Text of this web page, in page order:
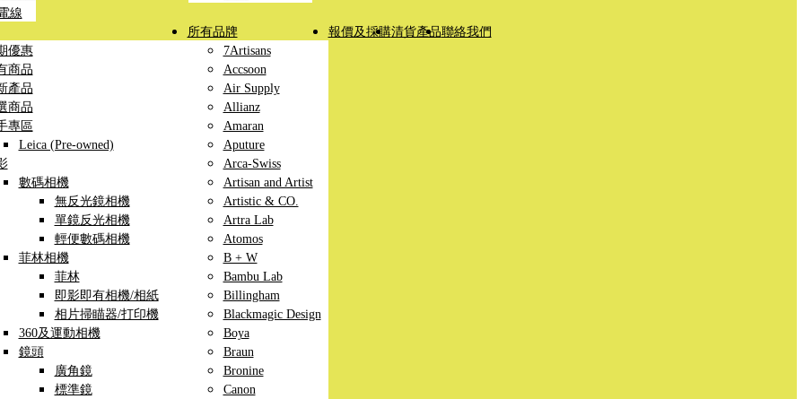
線
優惠
商品
產品
商品
專區
Leica (Pre-owned)
數碼相機
無反光鏡相機
單鏡反光相機
輕便數碼相機
菲林相機
菲林
即影即有相機/相紙
相片掃瞄器/打印機
360及運動相機
鏡頭
廣角鏡
標準鏡
所有品牌
7Artisans
Accsoon
Air Supply
Allianz
Amaran
Aputure
Arca-Swiss
Artisan and Artist
Artistic & CO.
Artra Lab
Atomos
B + W
Bambu Lab
Billingham
Blackmagic Design
Boya
Braun
Bronine
Canon
報價及採購清貨產品聯絡我們